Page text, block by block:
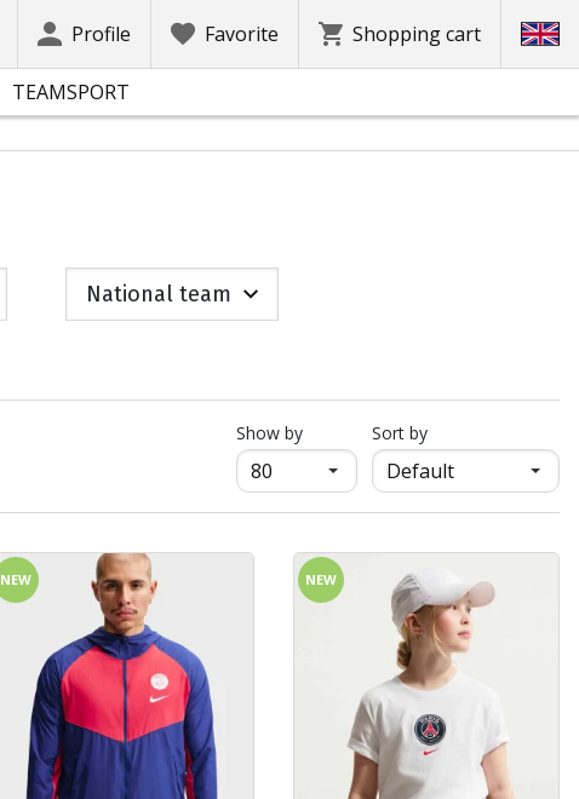
Profile Favorite Shopping cart
TEAMSPORT
National team
Show byпродукти на страница
Sort by
NEW NEW